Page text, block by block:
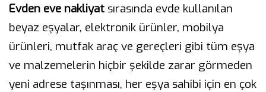
Evden eve nakliyat sırasında evde kullanılan
beyaz eşyalar, elektronik ürünler, mobilya
ürünleri, mutfak araç ve gereçleri gibi tüm eşya
ve malzemelerin hiçbir şekilde zarar görmeden
yeni adrese taşınması, her eşya sahibi için en çok